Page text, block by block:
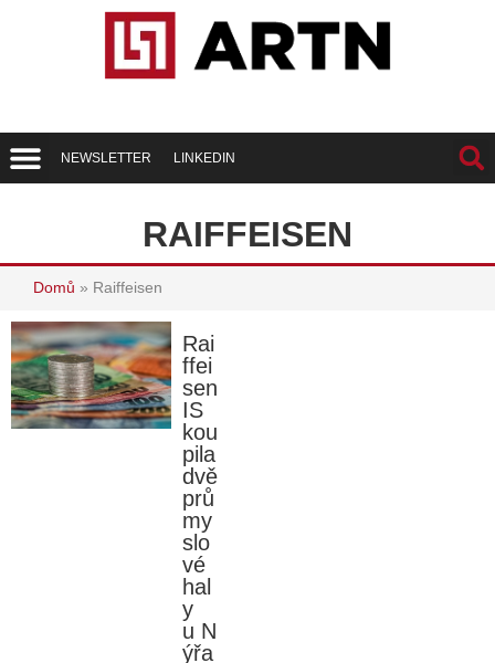
NEWSLETTER LINKEDIN
RAIFFEISEN
Domů » Raiffeisen
Rai
ffei
sen
IS
kou
pila
dvě
prů
my
slo
vé
hal
y
u N
ýřa